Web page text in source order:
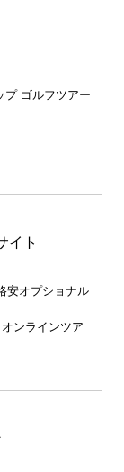
プ ゴルフツアー
イト
安オプショナル
ンラインツア